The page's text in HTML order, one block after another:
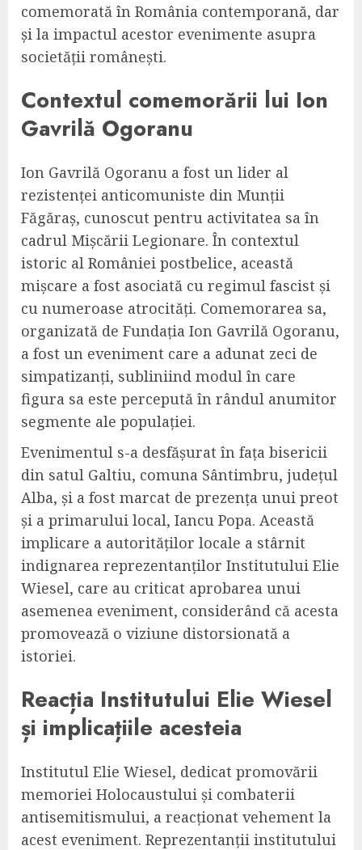
comemorată în România contemporană, dar
și la impactul acestor evenimente asupra
societății românești.
Contextul comemorării lui Ion
Gavrilă Ogoranu
Ion Gavrilă Ogoranu a fost un lider al
rezistenței anticomuniste din Munții
Făgăraș, cunoscut pentru activitatea sa în
cadrul Mișcării Legionare. În contextul
istoric al României postbelice, această
mișcare a fost asociată cu regimul fascist și
cu numeroase atrocități. Comemorarea sa,
organizată de Fundația Ion Gavrilă Ogoranu,
a fost un eveniment care a adunat zeci de
simpatizanți, subliniind modul în care
figura sa este percepută în rândul anumitor
segmente ale populației.
Evenimentul s-a desfășurat în fața bisericii
din satul Galtiu, comuna Sântimbru, județul
Alba, și a fost marcat de prezența unui preot
și a primarului local, Iancu Popa. Această
implicare a autorităților locale a stârnit
indignarea reprezentanților Institutului Elie
Wiesel, care au criticat aprobarea unui
asemenea eveniment, considerând că acesta
promovează o viziune distorsionată a
istoriei.
Reacția Institutului Elie Wiesel
și implicațiile acesteia
Institutul Elie Wiesel, dedicat promovării
memoriei Holocaustului și combaterii
antisemitismului, a reacționat vehement la
acest eveniment. Reprezentanții institutului